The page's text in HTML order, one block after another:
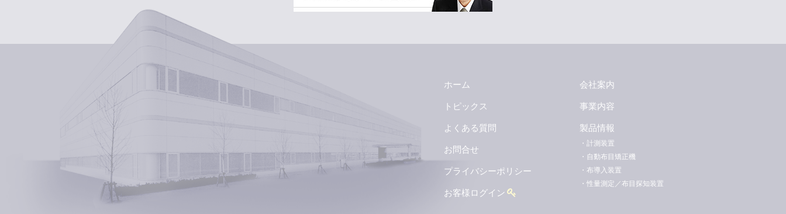
ホーム
トピックス
よくある質問
お問合せ
プライバシーポリシー
お客様ログイン
会社案内
事業内容
製品情報
・計測装置
・自動布目矯正機
・布導入装置
・性量測定／布目探知装置